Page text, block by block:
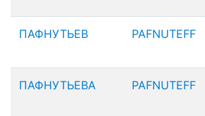
ПАФНУТЬЕВ PAFNUTEFF
ПАФНУТЬЕВА PAFNUTEFF